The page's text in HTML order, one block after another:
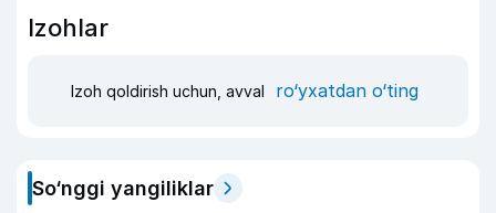
Izohlar
Izoh qoldirish uchun, avval ro‘yxatdan o‘ting
So‘nggi yangiliklar